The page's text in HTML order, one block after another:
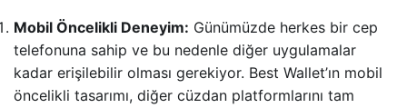
Mobil Öncelikli Deneyim: Günümüzde herkes bir cep
telefonuna sahip ve bu nedenle diğer uygulamalar
kadar erişilebilir olması gerekiyor. Best Wallet’ın mobil
öncelikli tasarımı, diğer cüzdan platformlarını tam